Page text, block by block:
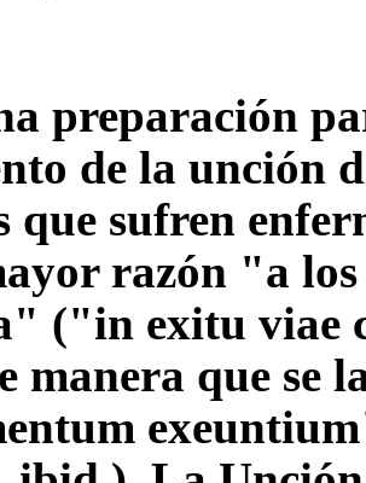
preparación
de la unción
que sufren
razón "a
("in exitu viae
manera que se